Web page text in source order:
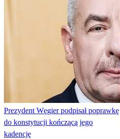
Prezydent Węgier podpisał poprawkę
do konstytucji kończącą jego
kadencję